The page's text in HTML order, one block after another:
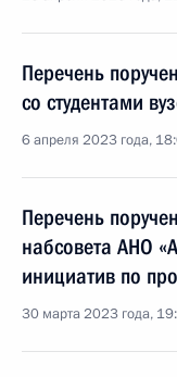
Перечень
со студентами
6 апреля 2023 года,
Перечень
набсовета АНО
инициатив по
30 марта 2023 года,